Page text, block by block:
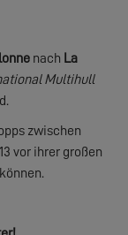
nach La
Multihull
zwischen
vor ihrer großen